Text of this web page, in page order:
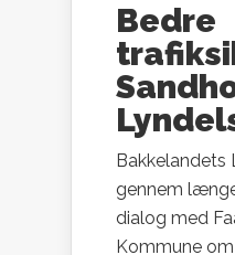
Bedre
Bakkelandets
gennem
dialog med
Kommune